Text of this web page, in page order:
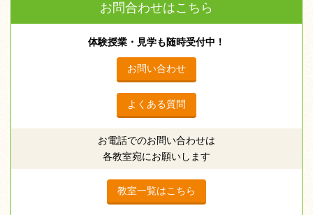
お問合わせはこちら
体験授業・見学も随時受付中！
お問い合わせ
よくある質問
お電話でのお問い合わせは
各教室宛にお願いします
教室一覧はこちら